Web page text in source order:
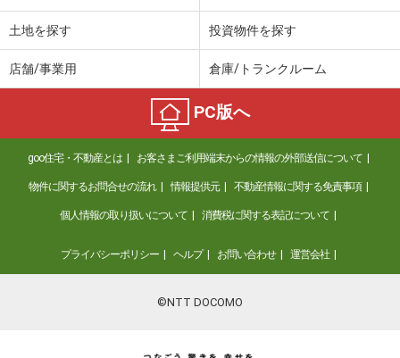
土地を探す 投資物件を探す
店舗/事業用 倉庫/トランクルーム
PC版へ
goo住宅・不動産とは お客さまご利用端末からの情報の外部送信について
物件に関するお問合せの流れ 情報提供元 不動産情報に関する免責事項
個人情報の取り扱いについて 消費税に関する表記について
プライバシーポリシー ヘルプ お問い合わせ 運営会社
©NTT DOCOMO